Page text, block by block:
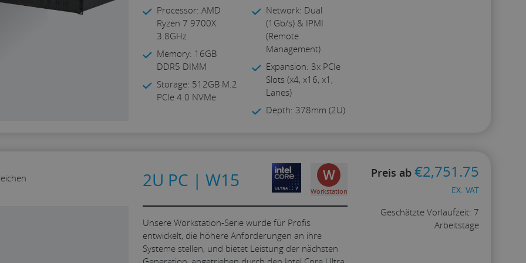
Processor: AMD
Ryzen 7 9700X
3.8GHz
Memory: 16GB
DDR5 DIMM
Storage: 512GB M.2
PCIe 4.0 NVMe
Network: Dual
(1Gb/s) & IPMI
(Remote
Management)
Expansion: 3x PCIe
Slots (x4, x16, x1,
Lanes)
Depth: 378mm (2U)
2U PC | W15 W
Workstation
Unsere Workstation-Serie wurde für Profis
entwickelt, die höhere Anforderungen an ihre
Systeme stellen, und bietet Leistung der nächsten
Preis ab €2,751.75
EX. VAT
Geschätzte Vorlaufzeit: 7
Arbeitstage